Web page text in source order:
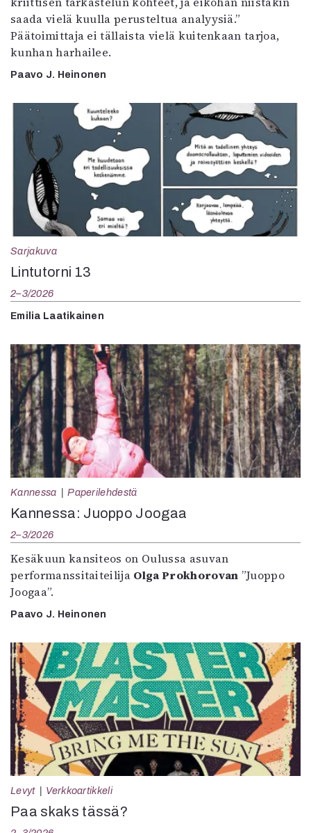
saada vielä kuulla perusteltua analyysiä.”
Päätoimittaja ei tällaista vielä kuitenkaan tarjoa,
kunhan harhailee.
Paavo J. Heinonen
Sarjakuva
Lintutorni 13
2–3/2026
Emilia Laatikainen
Kannessa Paperilehdestä
Kannessa: Juoppo Joogaa
2–3/2026
Kesäkuun kansiteos on Oulussa asuvan
performanssitaiteilija Olga Prokhorovan ”Juoppo
Joogaa”.
Paavo J. Heinonen
Levyt Verkkoartikkeli
Paa skaks tässä?